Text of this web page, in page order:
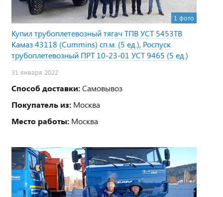
1 фото
Купил трубоплетевозный тягач ТПВ УСТ 5453TB
Камаз 43118 (Cummins) сп.м. (5 ед.), Роспуск
трубоплетевозный ПРТ 10-23-01 УСТ 9465 (5 ед.)
31 января 2022
Способ доставки:Самовывоз
Покупатель из: Москва
Место работы: Москва